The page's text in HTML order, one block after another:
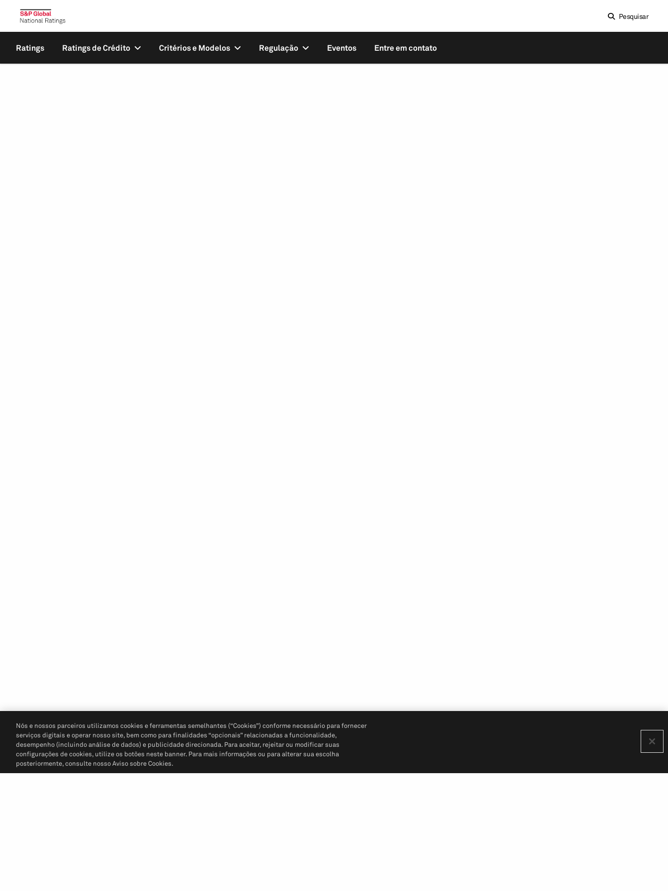
Pesquisar
Ratings Ratings de Crédito Critérios e Modelos Regulação Eventos Entre em contato
Nós e nossos parceiros utilizamos cookies e ferramentas semelhantes (“Cookies”) conforme necessário para fornecer
serviços digitais e operar nosso site, bem como para finalidades “opcionais” relacionadas a funcionalidade,
desempenho (incluindo análise de dados) e publicidade direcionada. Para aceitar, rejeitar ou modificar suas
configurações de cookies, utilize os botões neste banner. Para mais informações ou para alterar sua escolha
posteriormente, consulte nosso Aviso sobre Cookies.